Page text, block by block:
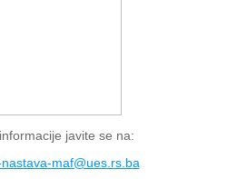
javite se na:
maf@ues.rs.ba